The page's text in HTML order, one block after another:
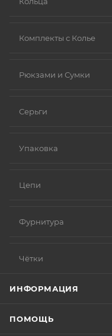
Комплекты с Колье
Рюкзами и Сумки
Серьги
Упаковка
Цепи
Фурнитура
Чётки
ИНФОРМАЦИЯ
ПОМОЩЬ